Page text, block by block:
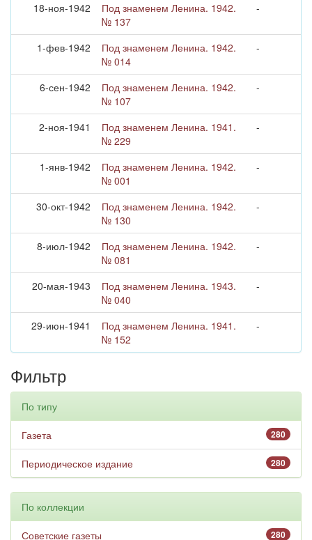
18-ноя-1942
Под знаменем Ленина. 1942.
№ 137
-
1-фев-1942
Под знаменем Ленина. 1942.
№ 014
-
6-сен-1942
Под знаменем Ленина. 1942.
№ 107
-
2-ноя-1941
Под знаменем Ленина. 1941.
№ 229
-
1-янв-1942
Под знаменем Ленина. 1942.
№ 001
-
30-окт-1942
Под знаменем Ленина. 1942.
№ 130
-
8-июл-1942
Под знаменем Ленина. 1942.
№ 081
-
20-мая-1943
Под знаменем Ленина. 1943.
№ 040
-
29-июн-1941
Под знаменем Ленина. 1941.
№ 152
-
Фильтр
По типу
280
Газета
280
Периодическое издание
По коллекции
280
Советские газеты